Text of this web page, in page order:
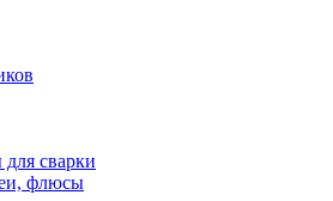
сварки
флюсы